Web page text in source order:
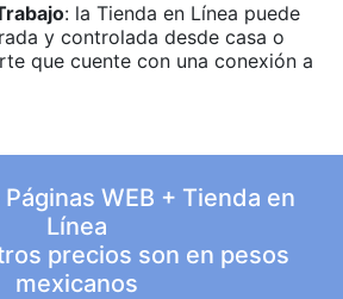
: la Tienda en Línea puede
y controlada desde casa o
que cuente con una conexión a
WEB + Tienda en
Línea
precios son en pesos
mexicanos